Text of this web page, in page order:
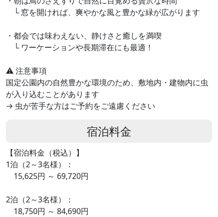
└ 窓を開ければ、爽やかな風と豊かな緑が広がります
・都会では味わえない、静けさと癒しを満喫
└ ワーケーションや長期滞在にも最適！
⚠️ 注意事項
国定公園内の自然豊かな環境のため、敷地内・建物内に虫
が入り込むことがあります
→ 虫が苦手な方はご予約をご遠慮ください
宿泊料金
【宿泊料金（税込）】
1泊（2～3名様）：
15,625円 ～ 69,720円
2泊（2～3名様）：
18,750円 ～ 84,690円